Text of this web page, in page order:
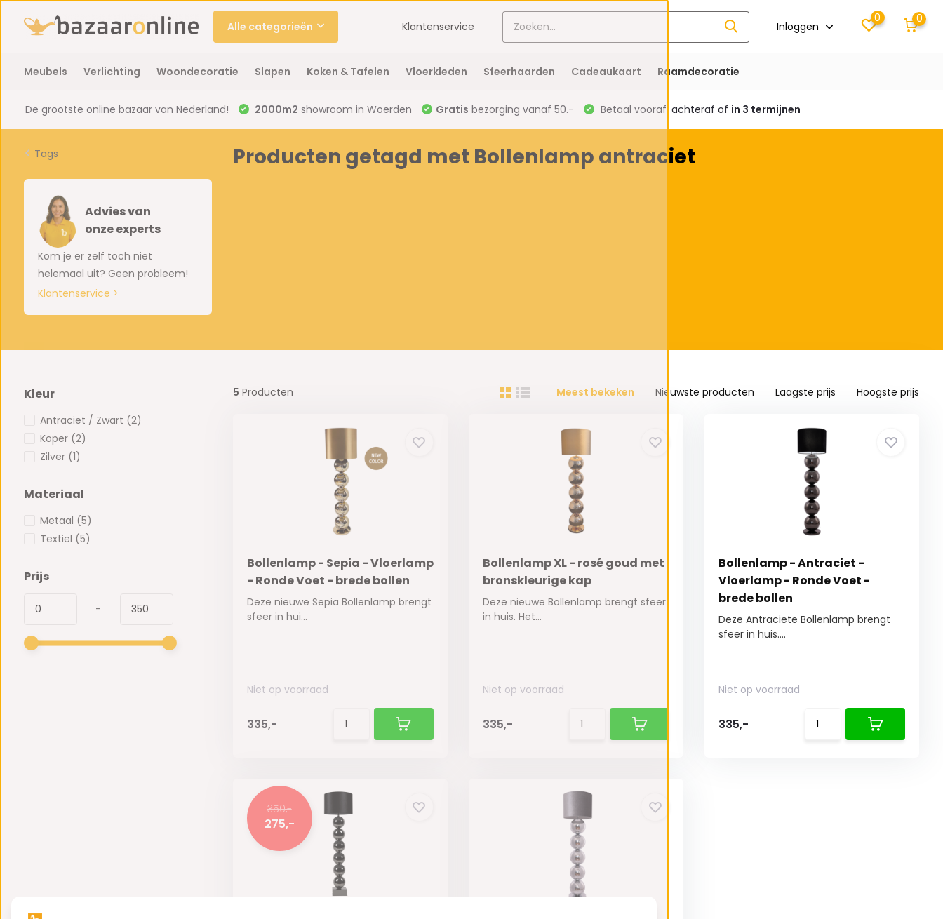
Alle categorieën Klantenservice Inloggen
0 0
Meubels Verlichting Woondecoratie Slapen Koken & Tafelen Vloerkleden Sfeerhaarden Cadeaukaart Raamdecoratie
De grootste online bazaar van Nederland! 2000m2 showroom in Woerden Gratis bezorging vanaf 50.- Betaal vooraf, achteraf of in 3 termijnen
Tags
Advies van
onze experts
Kom je er zelf toch niet
helemaal uit? Geen probleem!
Klantenservice >
Producten getagd met Bollenlamp antraciet
Kleur
Antraciet / Zwart (2)
Koper (2)
Zilver (1)
Materiaal
Metaal (5)
Textiel (5)
Prijs
-
5 Producten Meest bekeken Nieuwste producten Laagste prijs Hoogste prijs
Bollenlamp - Sepia - Vloerlamp
- Ronde Voet - brede bollen
Deze nieuwe Sepia Bollenlamp brengt
sfeer in hui...
Niet op voorraad
335,-
Bollenlamp XL - rosé goud met
bronskleurige kap
Deze nieuwe Bollenlamp brengt sfeer
in huis. Het...
Niet op voorraad
335,-
Bollenlamp - Antraciet -
Vloerlamp - Ronde Voet -
brede bollen
Deze Antraciete Bollenlamp brengt
sfeer in huis....
Niet op voorraad
335,-
350,-
275,-